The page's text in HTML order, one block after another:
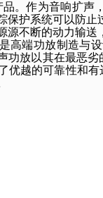
。作为音响扩声
保护系统可以防
源不断的动力输
高端功放制造与
功放以其在最恶
优越的可靠性和